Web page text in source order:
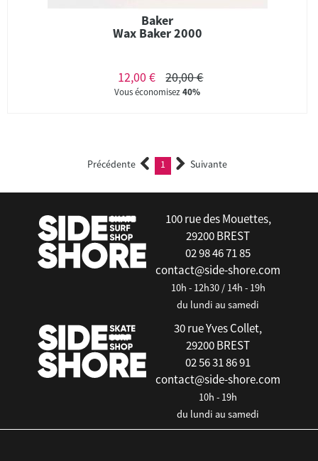
Baker
Wax Baker 2000
12,00 € 20,00 €
Vous économisez40%
Précédente 1 (current)Suivante
100 rue des Mouettes,
29200 BREST
02 98 46 71 85
contact@side-shore.com
10h - 12h30 / 14h - 19h
du lundi au samedi
30 rue Yves Collet,
29200 BREST
02 56 31 86 91
contact@side-shore.com
10h - 19h
du lundi au samedi